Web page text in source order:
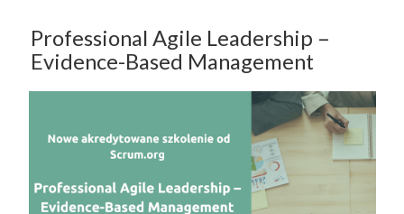
Professional Agile Leadership –
Evidence-Based Management